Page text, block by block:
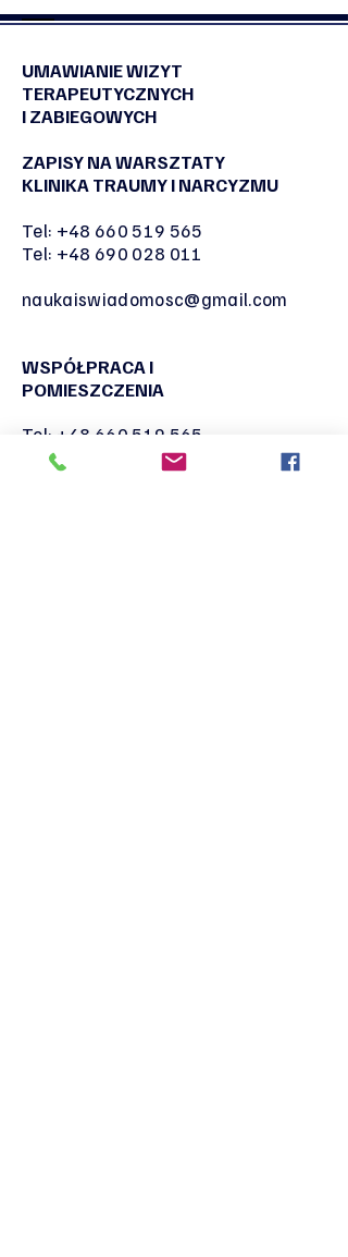
UMAWIANIE WIZYT
TERAPEUTYCZNYCH
I ZABIEGOWYCH
ZAPISY NA WARSZTATY
KLINIKA TRAUMY I NARCYZMU
Tel: +48 660 519 565
Tel: +48 690 028 011
naukaiswiadomosc@gmail.com
WSPÓŁPRACA I
POMIESZCZENIA
Tel: +48 660 519 565
+48 690 028 011